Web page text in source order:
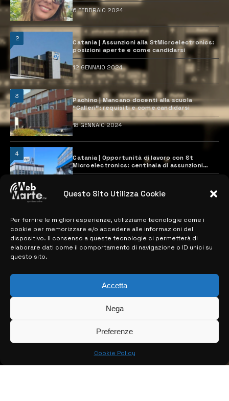
Questo Sito Utilizza Cookie
Per fornire le migliori esperienze, utilizziamo tecnologie come i
cookie per memorizzare e/o accedere alle informazioni del
dispositivo. Il consenso a queste tecnologie ci permetterà di
elaborare dati come il comportamento di navigazione o ID unici su
questo sito.
Accetta
Nega
Preferenze
Cookie Policy
6 FEBBRAIO 2024
2
Catania | Assunzioni alla StMicroelectronics:
posizioni aperte e come candidarsi
12 GENNAIO 2024
3
Pachino | Mancano docenti alla scuola
“Calleri”: requisiti e come candidarsi
18 GENNAIO 2024
4
Catania | Opportunità di lavoro con St
Microelectronics: centinaia di assunzioni
previste
MAPPA DEL SITO
> NOTIZIE